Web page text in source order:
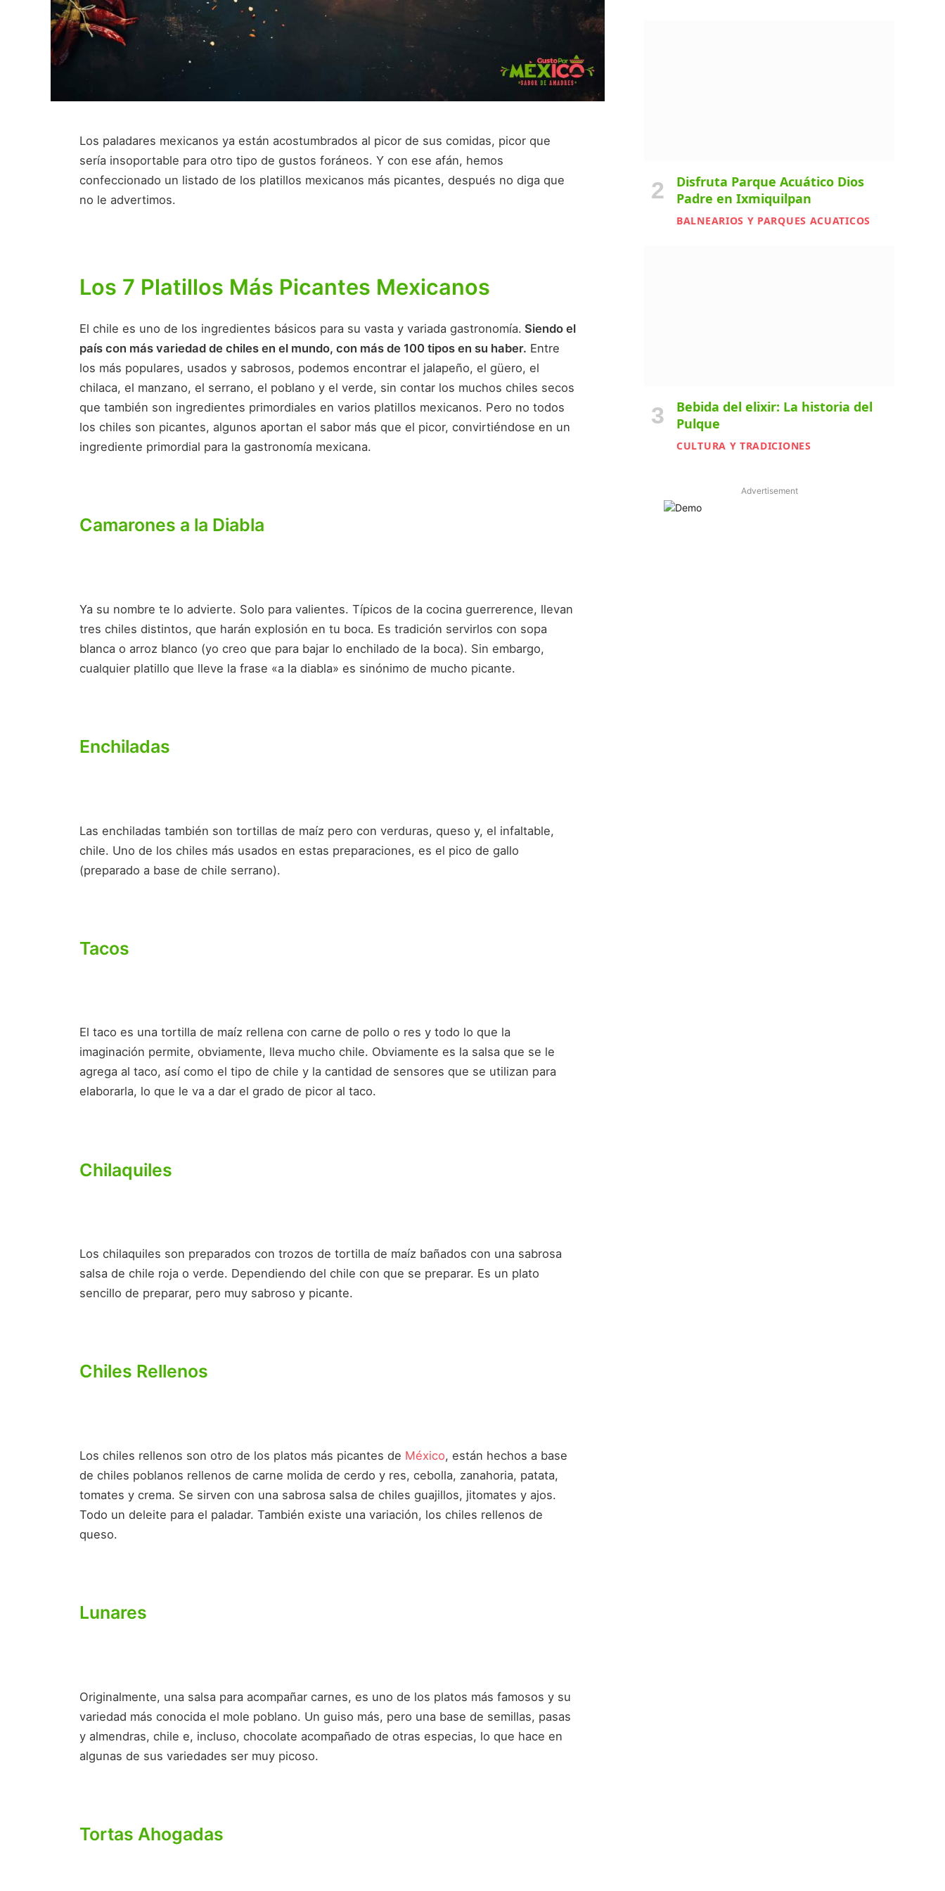
Los paladares mexicanos ya están acostumbrados al picor de sus comidas, picor que
sería insoportable para otro tipo de gustos foráneos. Y con ese afán, hemos
confeccionado un listado de los platillos mexicanos más picantes, después no diga que
no le advertimos.
Los 7 Platillos Más Picantes Mexicanos
El chile es uno de los ingredientes básicos para su vasta y variada gastronomía. Siendo el
país con más variedad de chiles en el mundo, con más de 100 tipos en su haber. Entre
los más populares, usados y sabrosos, podemos encontrar el jalapeño, el güero, el
chilaca, el manzano, el serrano, el poblano y el verde, sin contar los muchos chiles secos
que también son ingredientes primordiales en varios platillos mexicanos. Pero no todos
los chiles son picantes, algunos aportan el sabor más que el picor, convirtiéndose en un
ingrediente primordial para la gastronomía mexicana.
Camarones a la Diabla
Ya su nombre te lo advierte. Solo para valientes. Típicos de la cocina guerrerence, llevan
tres chiles distintos, que harán explosión en tu boca. Es tradición servirlos con sopa
blanca o arroz blanco (yo creo que para bajar lo enchilado de la boca). Sin embargo,
cualquier platillo que lleve la frase «a la diabla» es sinónimo de mucho picante.
Enchiladas
Las enchiladas también son tortillas de maíz pero con verduras, queso y, el infaltable,
chile. Uno de los chiles más usados ​​en estas preparaciones, es el pico de gallo
(preparado a base de chile serrano).
Tacos
El taco es una tortilla de maíz rellena con carne de pollo o res y todo lo que la
imaginación permite, obviamente, lleva mucho chile. Obviamente es la salsa que se le
agrega al taco, así como el tipo de chile y la cantidad de sensores que se utilizan para
elaborarla, lo que le va a dar el grado de picor al taco.
Chilaquiles
Los chilaquiles son preparados con trozos de tortilla de maíz bañados con una sabrosa
salsa de chile roja o verde. Dependiendo del chile con que se preparar. Es un plato
sencillo de preparar, pero muy sabroso y picante.
Chiles Rellenos
Los chiles rellenos son otro de los platos más picantes de México, están hechos a base
de chiles poblanos rellenos de carne molida de cerdo y res, cebolla, zanahoria, patata,
tomates y crema. Se sirven con una sabrosa salsa de chiles guajillos, jitomates y ajos.
Todo un deleite para el paladar. También existe una variación, los chiles rellenos de
queso.
Lunares
Originalmente, una salsa para acompañar carnes, es uno de los platos más famosos y su
variedad más conocida el mole poblano. Un guiso más, pero una base de semillas, pasas
y almendras, chile e, incluso, chocolate acompañado de otras especias, lo que hace en
algunas de sus variedades ser muy picoso.
Tortas Ahogadas
Disfruta Parque Acuático Dios
Padre en Ixmiquilpan
BALNEARIOS Y PARQUES ACUATICOS
Bebida del elixir: La historia del
Pulque
CULTURA Y TRADICIONES
Advertisement